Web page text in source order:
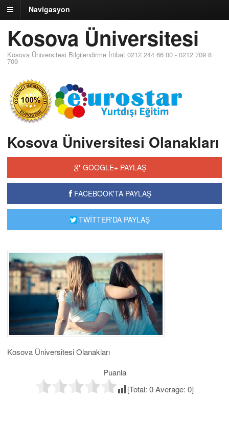
Navigasyon
Kosova Üniversitesi
Kosova Üniversitesi Bilgilendirme İrtibat 0212 244 66 00 - 0212 709 8
709
Kosova Üniversitesi Olanakları
GOOGLE+ PAYLAŞ
FACEBOOK'TA PAYLAŞ
TWİTTER'DA PAYLAŞ
Kosova Üniversitesi Olanakları
Puanla
[Total: 0Average: 0]